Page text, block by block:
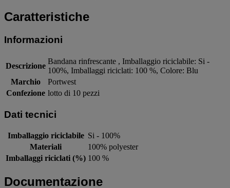
Caratteristiche
Informazioni
Descrizione
Bandana rinfrescante , Imballaggio riciclabile: Si -
100%, Imballaggi riciclati: 100 %, Colore: Blu
Marchio
Portwest
Confezione lotto di 10 pezzi
Dati tecnici
Imballaggio riciclabile Si - 100%
Materiali
100% polyester
Imballaggi riciclati (%) 100 %
Documentazione